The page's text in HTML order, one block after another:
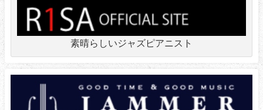
素晴らしいジャズピアニスト